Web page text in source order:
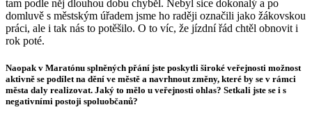
tam podle něj dlouhou dobu chyběl. Nebyl sice dokonalý a po
domluvě s městským úřadem jsme ho raději označili jako žákovskou
práci, ale i tak nás to potěšilo. O to víc, že jízdní řád chtěl obnovit i
rok poté.
Naopak v Maratónu splněných přání jste poskytli široké veřejnosti možnost
aktivně se podílet na dění ve městě a navrhnout změny, které by se v rámci
města daly realizovat. Jaký to mělo u veřejnosti ohlas? Setkali jste se i s
negativními postoji spoluobčanů?